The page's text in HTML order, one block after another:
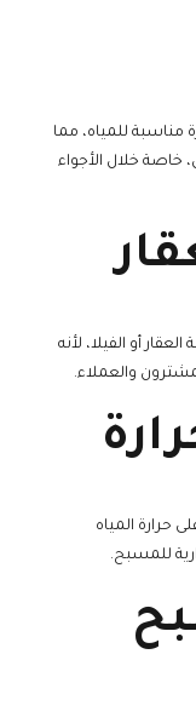
مناسبة للمياه، مما
خاصة خلال الأجواء
أو الفيلا، لأنه
والعملاء.
حرارة المياه
للمسبح.